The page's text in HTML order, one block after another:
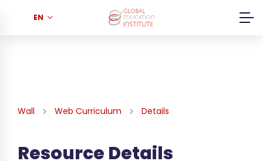
EN
Wall Web Curriculum Details
Resource Details